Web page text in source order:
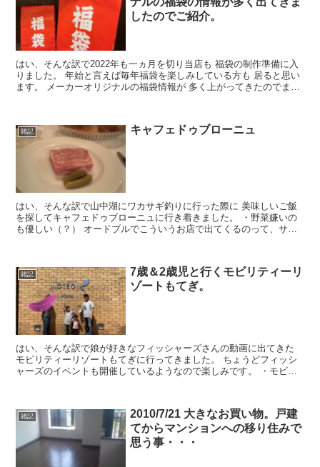
したのでご紹介。
はい、そんな訳で2022年も一ヵ月を切り当店も 福袋の制作準備に入
りました。 年始と言えば毎年福袋を楽しみしている方も 居ると思い
ます。 メーカーオリジナルの福袋情報が 多く上がってきたのでまと
雑記 キャフェドゥブローニュ
はい、そんな訳で山中湖にワカサギ釣りに行った際に 美味しいご飯
を探してキャフェドゥブローニュに行き着きました。 ・野菜嫌いの
も優しい（？） オードブルでこういうお店で出てくるのって、サラ
雑記
7歳＆2歳児と行くモビリティーリ
ゾートもてぎ。
はい、そんな訳で娘が好きなフィッシャーズさんの動画に出てきた
モビリティーリゾートもてぎに行ってきました。 ちょうどフィッシ
ャーズのイベントも開催しているようなので楽しみです。 ・モビリ
雑記
2010/7/21 大きなお買い物。戸建
てからマンションへの移り住みで
思う事・・・